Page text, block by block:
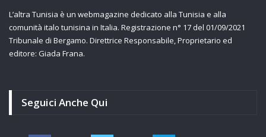
L’altra Tunisia è un webmagazine dedicato alla Tunisia e alla
comunità italo tunisina in Italia. Registrazione n° 17 del 01/09/2021
Tribunale di Bergamo. Direttrice Responsabile, Proprietario ed
editore: Giada Frana.
Seguici Anche Qui